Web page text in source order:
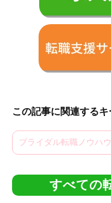
この記事に関連する
ブライダル転職ノウハ
すべての